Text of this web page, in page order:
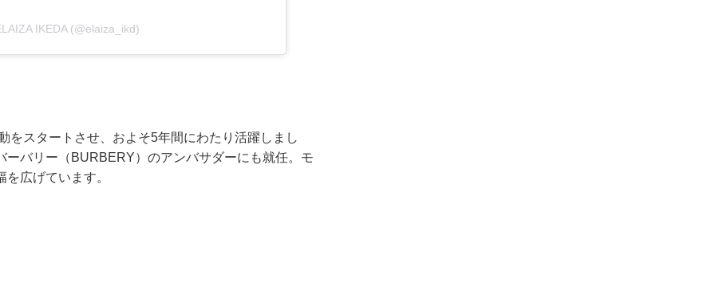
IKEDA (@elaiza_ikd)
をスタートさせ、およそ5年間にわたり活躍しまし
バリー（BURBERY）のアンバサダーにも就任。モ
広げています。